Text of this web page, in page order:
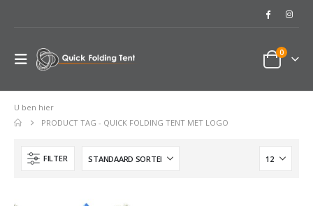
0
U ben hier
PRODUCT TAG - QUICK FOLDING TENT MET LOGO
FILTER